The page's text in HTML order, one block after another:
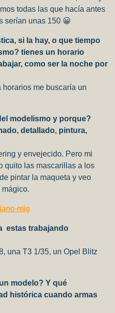
todas las que hacía antes
serían unas 150 😀
si la hay, o que tiempo
tienes un horario
como ser la noche por
me buscaría un
modelismo y porque?
detallado, pintura,
y envejecido. Pero mi
quito las mascarillas a los
pintar la maqueta y veo
estas trabajando
una T3 1/35, un Opel Blitz
modelo? Y qué
histórica cuando armas